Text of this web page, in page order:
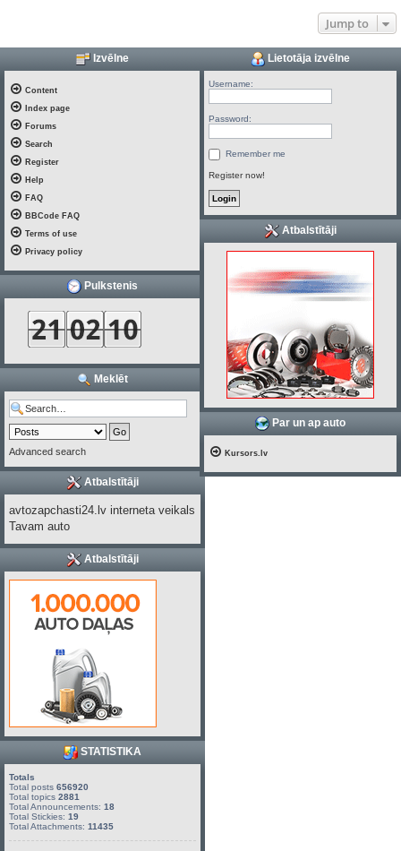
Jump to
Izvēlne
Content
Index page
Forums
Search
Register
Help
FAQ
BBCode FAQ
Terms of use
Privacy policy
Pulkstenis
Meklēt
Advanced search
Atbalstītāji
avtozapchasti24.lv interneta veikals
Tavam auto
Atbalstītāji
STATISTIKA
Totals
Total posts 656920
Total topics 2881
Total Announcements: 18
Total Stickies: 19
Total Attachments: 11435
Lietotāja izvēlne
Username:
Password:
Remember me
Register now!
Atbalstītāji
Par un ap auto
Kursors.lv